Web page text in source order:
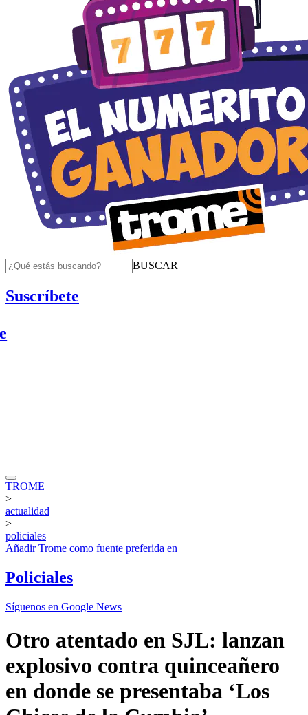
BUSCAR
Suscríbete
TROME
>
actualidad
>
policiales
AñadirTrome como fuente preferida en
Policiales
Síguenos en Google News
Otro atentado en SJL: lanzan
explosivo contra quinceañero
en donde se presentaba ‘Los